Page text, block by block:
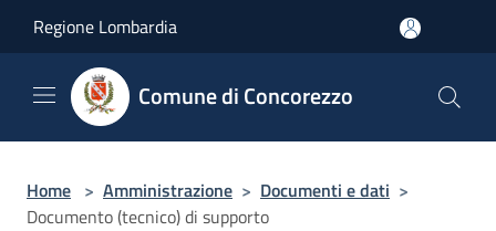
Regione Lombardia
Comune di Concorezzo
Home > Amministrazione > Documenti e dati >
Documento (tecnico) di supporto